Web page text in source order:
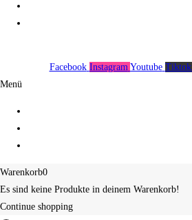
Facebook Instagram Youtube Tiktok
Menü
Warenkorb0
Es sind keine Produkte in deinem Warenkorb!
Continue shopping